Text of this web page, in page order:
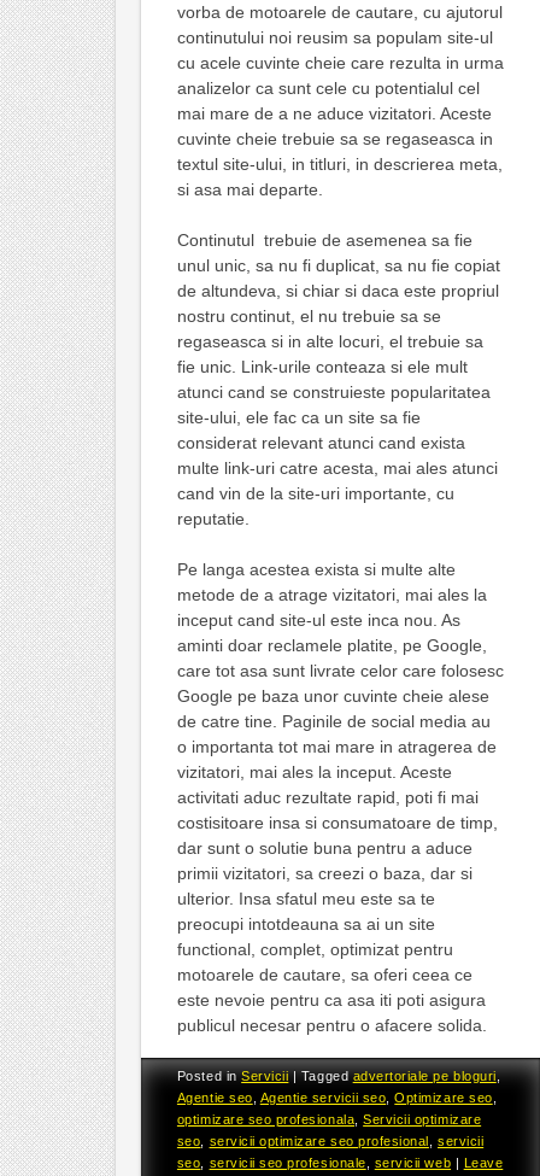
vorba de motoarele de cautare, cu ajutorul
continutului noi reusim sa populam site-ul
cu acele cuvinte cheie care rezulta in urma
analizelor ca sunt cele cu potentialul cel
mai mare de a ne aduce vizitatori. Aceste
cuvinte cheie trebuie sa se regaseasca in
textul site-ului, in titluri, in descrierea meta,
si asa mai departe.
Continutul trebuie de asemenea sa fie
unul unic, sa nu fi duplicat, sa nu fie copiat
de altundeva, si chiar si daca este propriul
nostru continut, el nu trebuie sa se
regaseasca si in alte locuri, el trebuie sa
fie unic. Link-urile conteaza si ele mult
atunci cand se construieste popularitatea
site-ului, ele fac ca un site sa fie
considerat relevant atunci cand exista
multe link-uri catre acesta, mai ales atunci
cand vin de la site-uri importante, cu
reputatie.
Pe langa acestea exista si multe alte
metode de a atrage vizitatori, mai ales la
inceput cand site-ul este inca nou. As
aminti doar reclamele platite, pe Google,
care tot asa sunt livrate celor care folosesc
Google pe baza unor cuvinte cheie alese
de catre tine. Paginile de social media au
o importanta tot mai mare in atragerea de
vizitatori, mai ales la inceput. Aceste
activitati aduc rezultate rapid, poti fi mai
costisitoare insa si consumatoare de timp,
dar sunt o solutie buna pentru a aduce
primii vizitatori, sa creezi o baza, dar si
ulterior. Insa sfatul meu este sa te
preocupi intotdeauna sa ai un site
functional, complet, optimizat pentru
motoarele de cautare, sa oferi ceea ce
este nevoie pentru ca asa iti poti asigura
publicul necesar pentru o afacere solida.
Posted inServicii |Taggedadvertoriale pe bloguri,
Agentie seo Agentie servicii seo ,Optimizare seo
optimizare seo profesionala ,Servicii optimizare
seo
servicii optimizare seo profesional
servicii
seo
servicii seo profesionale servicii web | Leave